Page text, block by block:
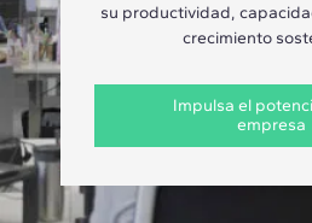
su productividad,
crecimiento
Impulsa el
empresa